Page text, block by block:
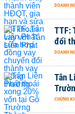
DOANH
TTF:
đổi
DOANH
Tân
CHỨNG